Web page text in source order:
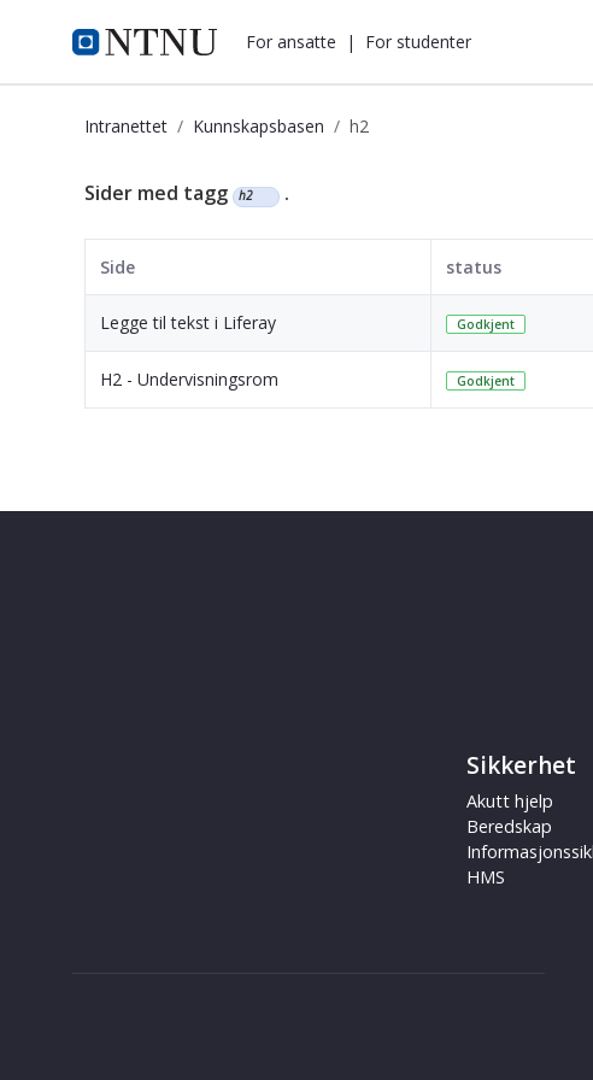
i.ntnu.no For ansatte | For studenter
Intranettet Kunnskapsbasen h2
Kunnskapsbasen
Sider med tagg h2 .
Side status
Legge til tekst i Liferay Godkjent
H2 - Undervisningsrom Godkjent
Sikkerhet
Akutt hjelp
Beredskap
HMS